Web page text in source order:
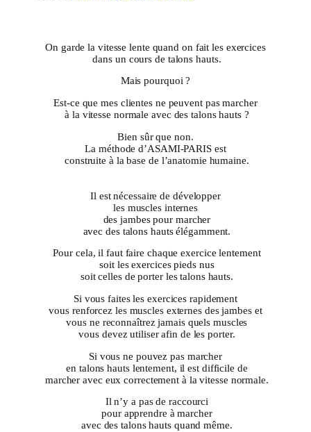
On garde la vitesse lente quand on fait les exercices
dans un cours de talons hauts.
Mais pourquoi ?
Est-ce que mes clientes ne peuvent pas marcher
à la vitesse normale avec des talons hauts ?
Bien sûr que non.
La méthode d’ASAMI-PARIS est
construite à la base de l’anatomie humaine.
Il est nécessaire de développer
les muscles internes
des jambes pour marcher
avec des talons hauts élégamment.
Pour cela, il faut faire chaque exercice lentement
soit les exercices pieds nus
soit celles de porter les talons hauts.
Si vous faites les exercices rapidement
vous renforcez les muscles externes des jambes et
vous ne reconnaîtrez jamais quels muscles
vous devez utiliser afin de les porter.
Si vous ne pouvez pas marcher
en talons hauts lentement, il est difficile de
marcher avec eux correctement à la vitesse normale.
Il n’y a pas de raccourci
pour apprendre à marcher
avec des talons hauts quand même.